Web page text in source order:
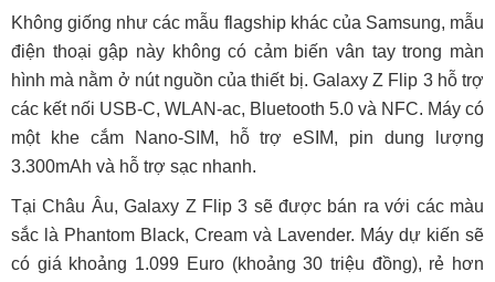
Không giống như các mẫu flagship khác của Samsung, mẫu
điện thoại gập này không có cảm biến vân tay trong màn
hình mà nằm ở nút nguồn của thiết bị. Galaxy Z Flip 3 hỗ trợ
các kết nối USB-C, WLAN-ac, Bluetooth 5.0 và NFC. Máy có
một khe cắm Nano-SIM, hỗ trợ eSIM, pin dung lượng
3.300mAh và hỗ trợ sạc nhanh.
Tại Châu Âu, Galaxy Z Flip 3 sẽ được bán ra với các màu
sắc là Phantom Black, Cream và Lavender. Máy dự kiến sẽ
có giá khoảng 1.099 Euro (khoảng 30 triệu đồng), rẻ hơn